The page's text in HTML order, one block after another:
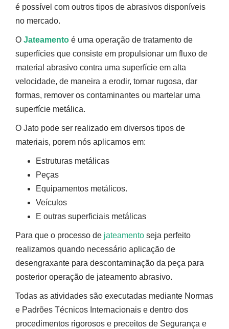
é possível com outros tipos de abrasivos disponíveis
no mercado.
O Jateamento é uma operação de tratamento de
superfícies que consiste em propulsionar um fluxo de
material abrasivo contra uma superfície em alta
velocidade, de maneira a erodir, tornar rugosa, dar
formas, remover os contaminantes ou martelar uma
superfície metálica.
O Jato pode ser realizado em diversos tipos de
materiais, porem nós aplicamos em:
Estruturas metálicas
Peças
Equipamentos metálicos.
Veículos
E outras superficiais metálicas
Para que o processo de jateamento seja perfeito
realizamos quando necessário aplicação de
desengraxante para descontaminação da peça para
posterior operação de jateamento abrasivo.
Todas as atividades são executadas mediante Normas
e Padrões Técnicos Internacionais e dentro dos
procedimentos rigorosos e preceitos de Segurança e